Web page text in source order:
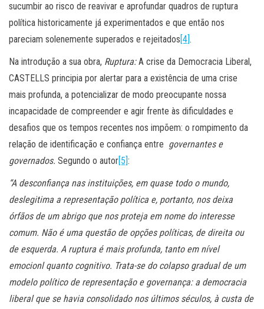
sucumbir ao risco de reavivar e aprofundar quadros de ruptura
política historicamente já experimentados e que então nos
pareciam solenemente superados e rejeitados[4].
Na introdução a sua obra, Ruptura:A crise da Democracia Liberal,
CASTELLS principia por alertar para a existência de uma crise
mais profunda, a potencializar de modo preocupante nossa
incapacidade de compreender e agir frente às dificuldades e
desafios que os tempos recentes nos impõem: o rompimento da
relação de identificação e confiança entre governantes e
governados. Segundo o autor[5]:
“A desconfiança nas instituições, em quase todo o mundo,
deslegitima a representação política e, portanto, nos deixa
órfãos de um abrigo que nos proteja em nome do interesse
comum. Não é uma questão de opções políticas, de direita ou
de esquerda. A ruptura é mais profunda, tanto em nível
emocionl quanto cognitivo. Trata-se do colapso gradual de um
modelo político de representação e governança: a democracia
liberal que se havia consolidado nos últimos séculos, à custa de